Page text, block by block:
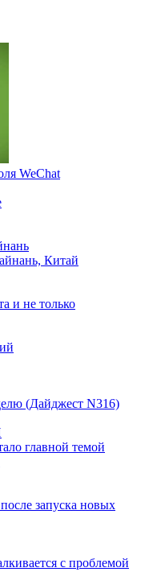
WeChat
Китай
и не только
(Дайджест N316)
главной темой
запуска новых
с проблемой